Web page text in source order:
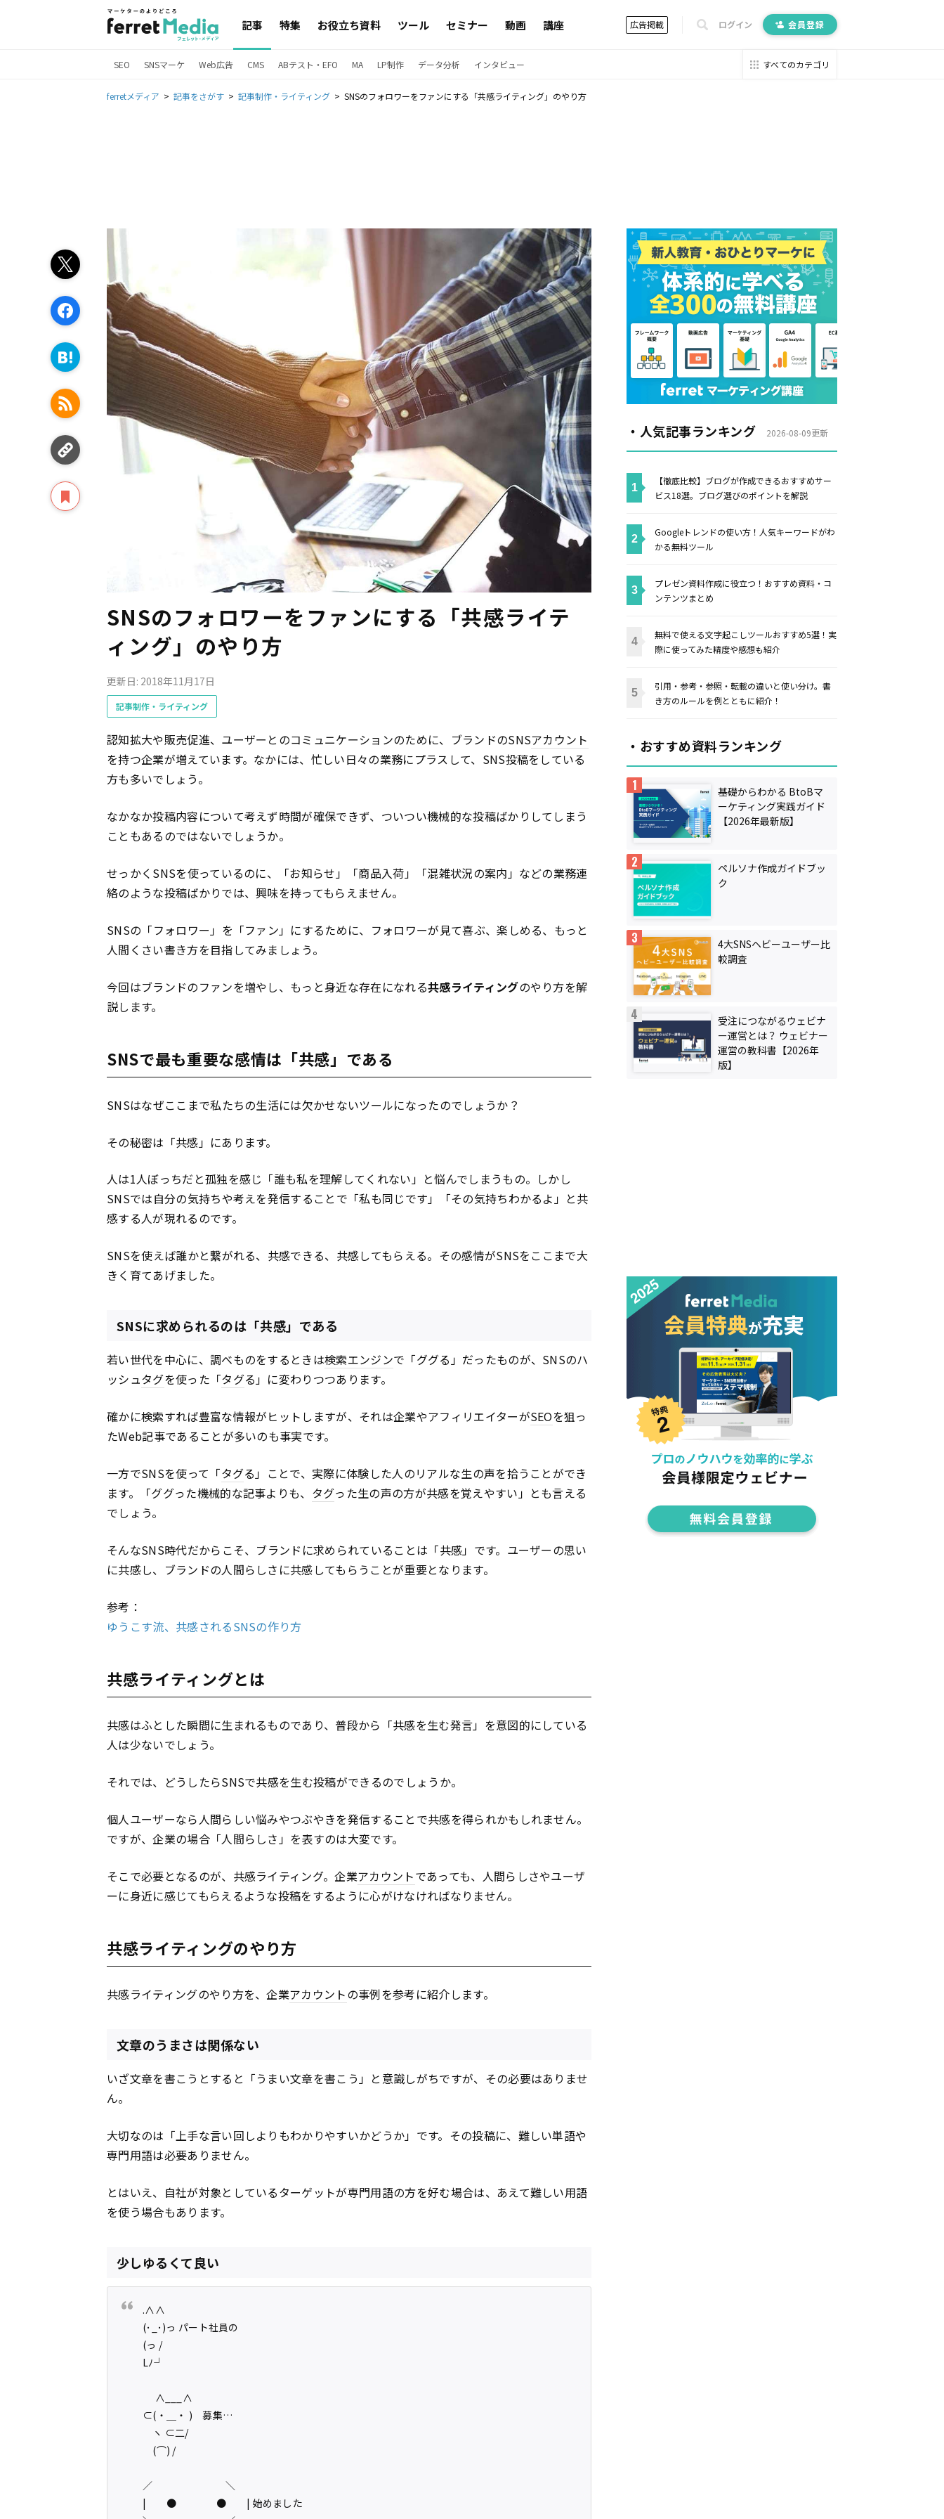
記事 特集 お役立ち資料 ツール セミナー 動画 講座 広告掲載 ログイン 会員登録
SEO SNSマーケ Web広告 CMS ABテスト・EFO MA LP制作 データ分析 インタビュー すべてのカテゴリ
ferretメディア 記事をさがす 記事制作・ライティング SNSのフォロワーをファンにする「共感ライティング」のやり方
SNSのフォロワーをファンにする「共感ライテ
ィング」のやり方
更新日: 2018年11月17日
記事制作・ライティング
認知拡大や販売促進、ユーザーとのコミュニケーションのために、ブランドのSNSアカウント
を持つ企業が増えています。なかには、忙しい日々の業務にプラスして、SNS投稿をしている
方も多いでしょう。
なかなか投稿内容について考えず時間が確保できず、ついつい機械的な投稿ばかりしてしまう
こともあるのではないでしょうか。
せっかくSNSを使っているのに、「お知らせ」「商品入荷」「混雑状況の案内」などの業務連
絡のような投稿ばかりでは、興味を持ってもらえません。
SNSの「フォロワー」を「ファン」にするために、フォロワーが見て喜ぶ、楽しめる、もっと
人間くさい書き方を目指してみましょう。
今回はブランドのファンを増やし、もっと身近な存在になれる共感ライティングのやり方を解
説します。
SNSで最も重要な感情は「共感」である
SNSはなぜここまで私たちの生活には欠かせないツールになったのでしょうか？
その秘密は「共感」にあります。
人は1人ぼっちだと孤独を感じ「誰も私を理解してくれない」と悩んでしまうもの。しかし
SNSでは自分の気持ちや考えを発信することで「私も同じです」「その気持ちわかるよ」と共
感する人が現れるのです。
SNSを使えば誰かと繋がれる、共感できる、共感してもらえる。その感情がSNSをここまで大
きく育てあげました。
SNSに求められるのは「共感」である
若い世代を中心に、調べものをするときは検索エンジンで「ググる」だったものが、SNSのハ
ッシュタグを使った「タグる」に変わりつつあります。
確かに検索すれば豊富な情報がヒットしますが、それは企業やアフィリエイターがSEOを狙っ
たWeb記事であることが多いのも事実です。
一方でSNSを使って「タグる」ことで、実際に体験した人のリアルな生の声を拾うことができ
ます。「ググった機械的な記事よりも、 タグった生の声の方が共感を覚えやすい」とも言える
でしょう。
そんなSNS時代だからこそ、ブランドに求められていることは「共感」です。ユーザーの思い
に共感し、ブランドの人間らしさに共感してもらうことが重要となります。
参考：
ゆうこす流、共感されるSNSの作り方
共感ライティングとは
共感はふとした瞬間に生まれるものであり、普段から「共感を生む発言」を意図的にしている
人は少ないでしょう。
それでは、どうしたらSNSで共感を生む投稿ができるのでしょうか。
個人ユーザーなら人間らしい悩みやつぶやきを発信することで共感を得られかもしれません。
ですが、企業の場合「人間らしさ」を表すのは大変です。
そこで必要となるのが、共感ライティング。企業アカウントであっても、人間らしさやユーザ
ーに身近に感じてもらえるような投稿をするように心がけなければなりません。
共感ライティングのやり方
共感ライティングのやり方を、企業アカウントの事例を参考に紹介します。
文章のうまさは関係ない
いざ文章を書こうとすると「うまい文章を書こう」と意識しがちですが、その必要はありませ
ん。
大切なのは「上手な言い回しよりもわかりやすいかどうか」です。その投稿に、難しい単語や
専門用語は必要ありません。
とはいえ、自社が対象としているターゲットが専門用語の方を好む場合は、あえて難しい用語
を使う場合もあります。
少しゆるくて良い
.∧∧
(･_･)っ パート社員の
(っ /
Lﾉ┘
∧___∧
⊂(・＿・ ) 募集…
ヽ ⊂二/
(⌒) /
／ ＼
| ● ● | 始めました
・人気記事ランキング 2026-08-09更新
【徹底比較】ブログが作成できるおすすめサー
ビス18選。ブログ選びのポイントを解説
Googleトレンドの使い方！人気キーワードがわ
かる無料ツール
プレゼン資料作成に役立つ！おすすめ資料・コ
ンテンツまとめ
無料で使える文字起こしツールおすすめ5選！実
際に使ってみた精度や感想も紹介
引用・参考・参照・転載の違いと使い分け。書
き方のルールを例とともに紹介！
・おすすめ資料ランキング
基礎からわかる BtoBマ
ーケティング実践ガイド
【2026年最新版】
ペルソナ作成ガイドブッ
ク
4大SNSヘビーユーザー比
較調査
受注につながるウェビナ
ー運営とは？ ウェビナー
運営の教科書【2026年
版】